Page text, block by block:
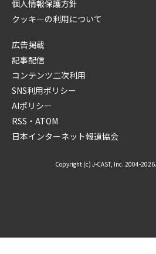
個人情報保護方針
クッキーの利用について
広告掲載
記事配信
コンテンツ二次利用
SNS利用ポリシー
AIポリシー
RSS・ATOM
日本インターネット報道協会
Copyright (c) J-CAST, Inc. 2004-